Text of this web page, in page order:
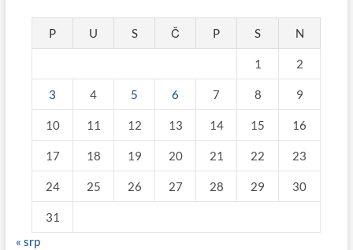
P U S Č P S N
1 2
3 4 5 6 7 8 9
10 11 12 13 14 15 16
17 18 19 20 21 22 23
24 25 26 27 28 29 30
31
« srp